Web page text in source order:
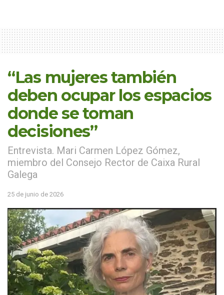
“Las mujeres también
deben ocupar los espacios
donde se toman
decisiones”
Entrevista. Mari Carmen López Gómez,
miembro del Consejo Rector de Caixa Rural
Galega
25 de junio de 2026